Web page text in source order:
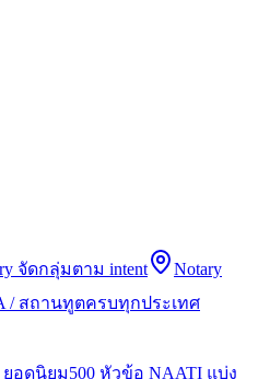
จัดกลุ่มตาม intent
Notary
/ สถานทูตครบทุกประเทศ
ยอดนิยม500 หัวข้อ NAATI แบ่ง